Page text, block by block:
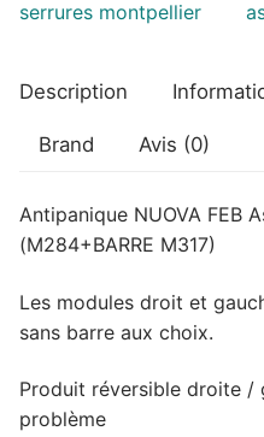
Description
Brand Avis (0)
Antipanique NUOVA FEB
(M284+BARRE M317)
Les modules droit et
sans barre aux choix.
Produit réversible droite /
problème